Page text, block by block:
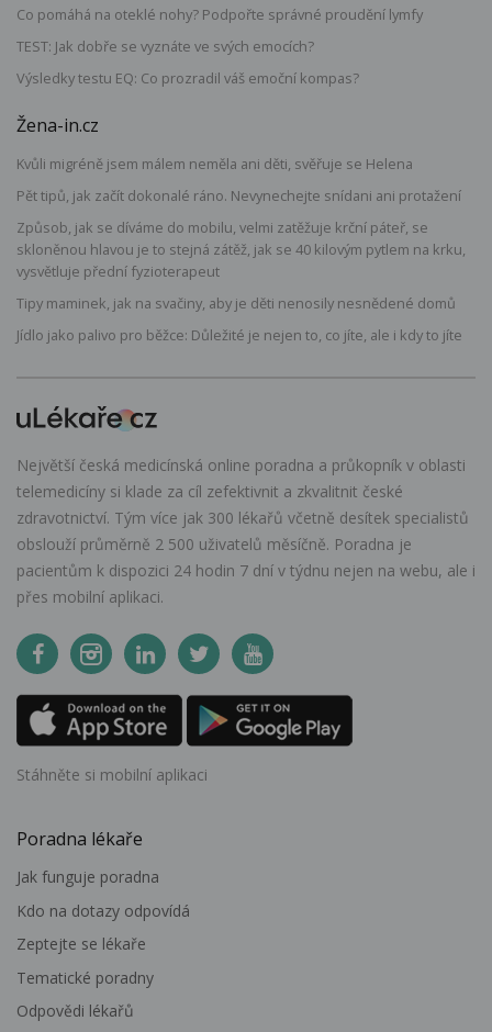
Co pomáhá na oteklé nohy? Podpořte správné proudění lymfy
TEST: Jak dobře se vyznáte ve svých emocích?
Výsledky testu EQ: Co prozradil váš emoční kompas?
Žena-in.cz
Kvůli migréně jsem málem neměla ani děti, svěřuje se Helena
Pět tipů, jak začít dokonalé ráno. Nevynechejte snídani ani protažení
Způsob, jak se díváme do mobilu, velmi zatěžuje krční páteř, se
skloněnou hlavou je to stejná zátěž, jak se 40 kilovým pytlem na krku,
vysvětluje přední fyzioterapeut
Tipy maminek, jak na svačiny, aby je děti nenosily nesnědené domů
Jídlo jako palivo pro běžce: Důležité je nejen to, co jíte, ale i kdy to jíte
Největší česká medicínská online poradna a průkopník v oblasti
telemedicíny si klade za cíl zefektivnit a zkvalitnit české
zdravotnictví. Tým více jak 300 lékařů včetně desítek specialistů
obslouží průměrně 2 500 uživatelů měsíčně. Poradna je
pacientům k dispozici 24 hodin 7 dní v týdnu nejen na webu, ale i
přes mobilní aplikaci.
Stáhněte si mobilní aplikaci
Poradna lékaře
Jak funguje poradna
Kdo na dotazy odpovídá
Zeptejte se lékaře
Tematické poradny
Odpovědi lékařů